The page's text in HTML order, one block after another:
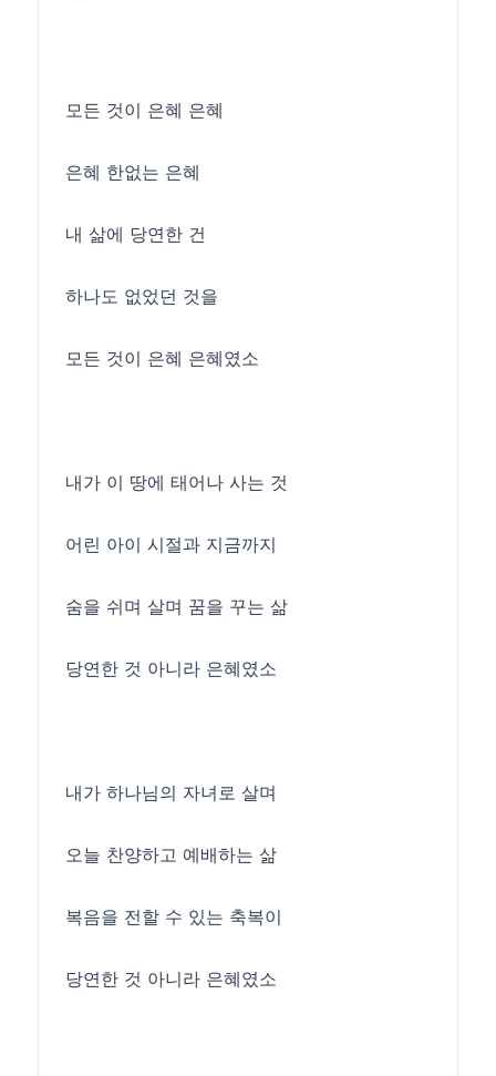
모든 것이 은혜 은혜
은혜 한없는 은혜
내 삶에 당연한 건
하나도 없었던 것을
모든 것이 은혜 은혜였소
내가 이 땅에 태어나 사는 것
어린 아이 시절과 지금까지
숨을 쉬며 살며 꿈을 꾸는 삶
당연한 것 아니라 은혜였소
내가 하나님의 자녀로 살며
오늘 찬양하고 예배하는 삶
복음을 전할 수 있는 축복이
당연한 것 아니라 은혜였소